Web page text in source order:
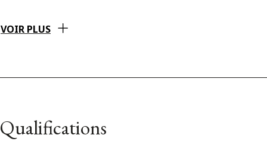
VOIR PLUS
Qualifications